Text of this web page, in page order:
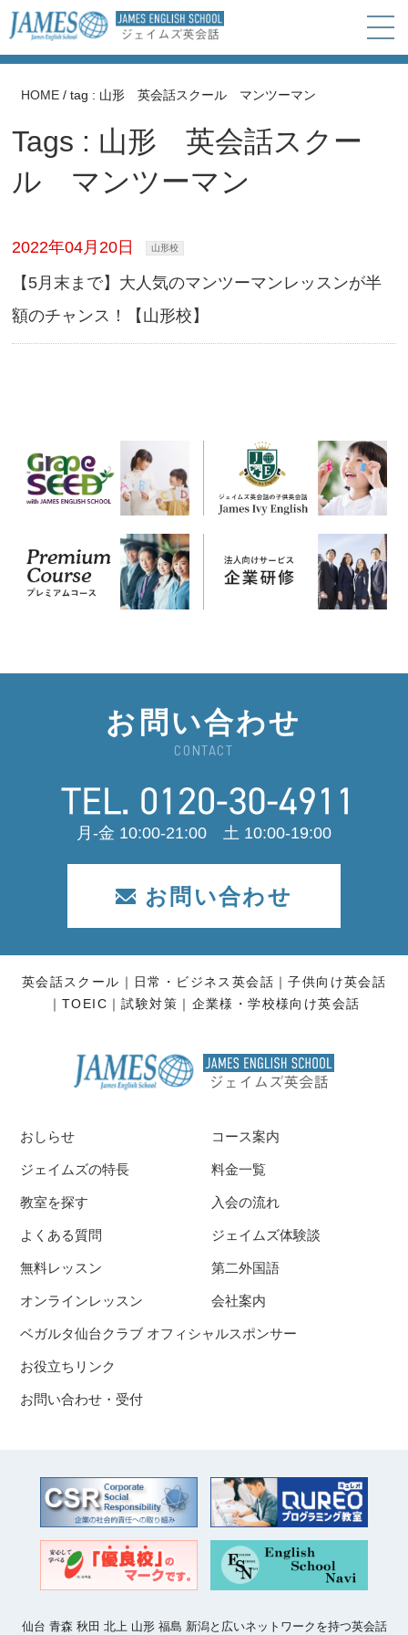
HOME /tag : 山形 英会話スクール マンツーマン
Tags : 山形 英会話スクー
ル マンツーマン
2022年04月20日 山形校
【5月末まで】大人気のマンツーマンレッスンが半
額のチャンス！【山形校】
お問い合わせ
CONTACT
月-金 10:00-21:00 土 10:00-19:00
お問い合わせ
英会話スクール 日常・ビジネス英会話
子供向け英会話
TOEIC
試験対策 企業様・学校様向け英会話
おしらせ
ジェイムズの特長
教室を探す
コース案内
料金一覧
入会の流れ
よくある質問
無料レッスン
オンラインレッスン
ジェイムズ体験談
第二外国語
会社案内
ベガルタ仙台クラブ オフィシャルスポンサー
お役立ちリンク
お問い合わせ・受付
仙台 青森 秋田 北上 山形 福島 新潟と広いネットワークを持つ英会話